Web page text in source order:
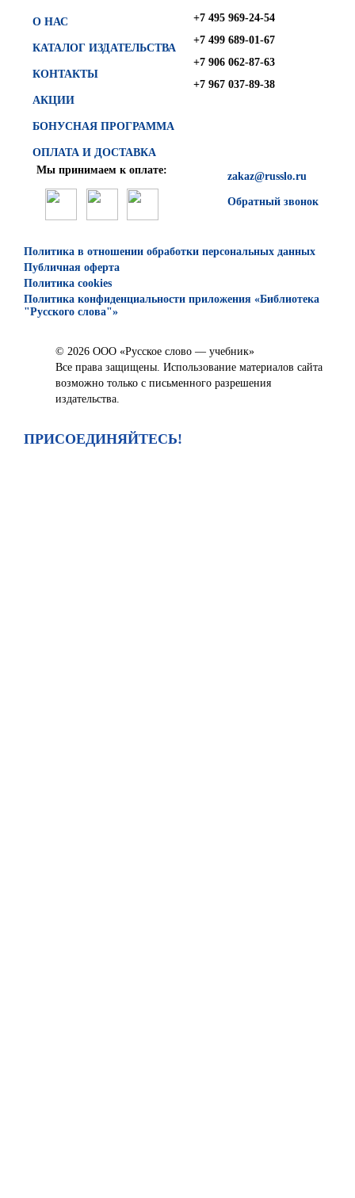
О НАС
КАТАЛОГ ИЗДАТЕЛЬСТВА
КОНТАКТЫ
АКЦИИ
БОНУСНАЯ ПРОГРАММА
ОПЛАТА И ДОСТАВКА
+7 495 969-24-54
+7 499 689-01-67
+7 906 062-87-63
+7 967 037-89-38
zakaz@russlo.ru
Обратный звонок
Мы принимаем к оплате:
Политика в отношении обработки персональных данных
Публичная оферта
Политика cookies
Политика конфиденциальности приложения «Библиотека
"Русского слова"»
© 2026 ООО «Русское слово — учебник»
Все права защищены. Использование материалов сайта
возможно только с письменного разрешения
издательства.
ПРИСОЕДИНЯЙТЕСЬ!